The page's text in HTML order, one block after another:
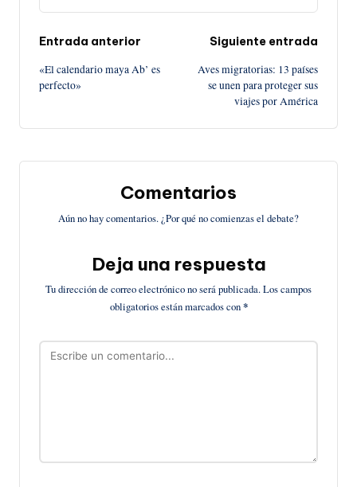
Navegación
de
Entrada anterior
«El calendario maya Ab’ es
perfecto»
Siguiente entrada
Aves migratorias: 13 países
se unen para proteger sus
viajes por América
Comentarios
Aún no hay comentarios. ¿Por qué no comienzas el debate?
Deja una respuesta
Tu dirección de correo electrónico no será publicada.Los campos
obligatorios están marcados con*